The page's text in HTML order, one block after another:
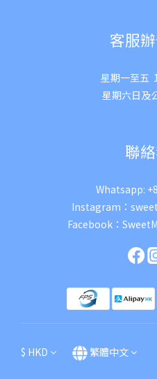
客服
星期一至五
星期六日及
聯
Whatsapp:
Instagram：
Facebook：
$ HKD 繁體中文